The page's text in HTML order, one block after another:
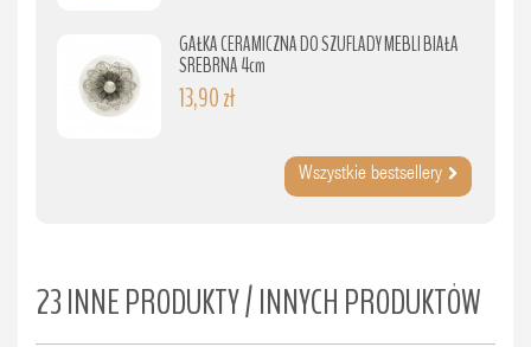
GAŁKA CERAMICZNA DO SZUFLADY MEBLI BIAŁA
SREBRNA 4cm
13,90 zł
Wszystkie bestsellery
23 INNE PRODUKTY / INNYCH PRODUKTÓW